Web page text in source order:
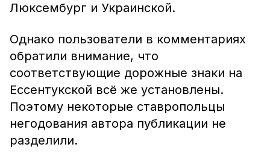
Люксембург и Украинской.
Однако пользователи в комментариях
обратили внимание, что
соответствующие дорожные знаки на
Ессентукской всё же установлены.
Поэтому некоторые ставропольцы
негодования автора публикации не
разделили.